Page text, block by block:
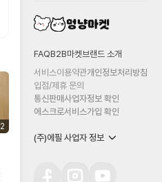
2
FAQB2B마켓 브랜드 소개
서비스이용약관개인정보처리방침
입점/제휴 문의
통신판매사업자정보 확인
에스크로서비스가입 확인
(주)에필 사업자 정보